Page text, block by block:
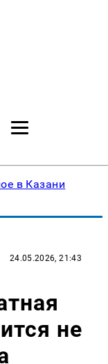
в Казани
24.05.2026, 21:43
не